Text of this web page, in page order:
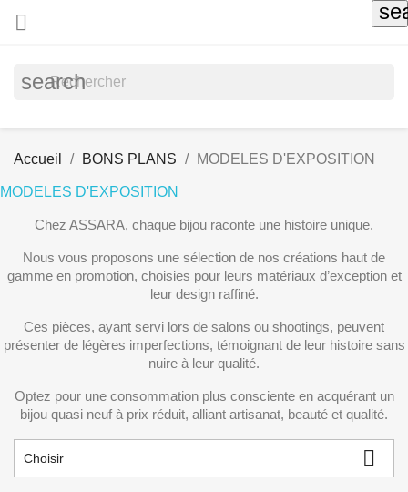

search
Accueil BONS PLANS MODELES D'EXPOSITION
MODELES D'EXPOSITION
Chez ASSARA, chaque bijou raconte une histoire unique.
Nous vous proposons une sélection de nos créations haut de
gamme en promotion, choisies pour leurs matériaux d’exception et
leur design raffiné.
Ces pièces, ayant servi lors de salons ou shootings, peuvent
présenter de légères imperfections, témoignant de leur histoire sans
nuire à leur qualité.
Optez pour une consommation plus consciente en acquérant un
bijou quasi neuf à prix réduit, alliant artisanat, beauté et qualité.
Choisir 